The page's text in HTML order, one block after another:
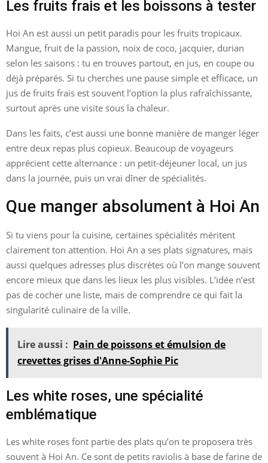
Les fruits frais et les boissons à tester
Hoi An est aussi un petit paradis pour les fruits tropicaux.
Mangue, fruit de la passion, noix de coco, jacquier, durian
selon les saisons : tu en trouves partout, en jus, en coupe ou
déjà préparés. Si tu cherches une pause simple et efficace, un
jus de fruits frais est souvent l’option la plus rafraîchissante,
surtout après une visite sous la chaleur.
Dans les faits, c’est aussi une bonne manière de manger léger
entre deux repas plus copieux. Beaucoup de voyageurs
apprécient cette alternance : un petit-déjeuner local, un jus
dans la journée, puis un vrai dîner de spécialités.
Que manger absolument à Hoi An
Si tu viens pour la cuisine, certaines spécialités méritent
clairement ton attention. Hoi An a ses plats signatures, mais
aussi quelques adresses plus discrètes où l’on mange souvent
encore mieux que dans les lieux les plus visibles. L’idée n’est
pas de cocher une liste, mais de comprendre ce qui fait la
singularité culinaire de la ville.
Lire aussi : Pain de poissons et émulsion de
crevettes grises d'Anne-Sophie Pic
Les white roses, une spécialité
emblématique
Les white roses font partie des plats qu’on te proposera très
souvent à Hoi An. Ce sont de petits raviolis à base de farine de